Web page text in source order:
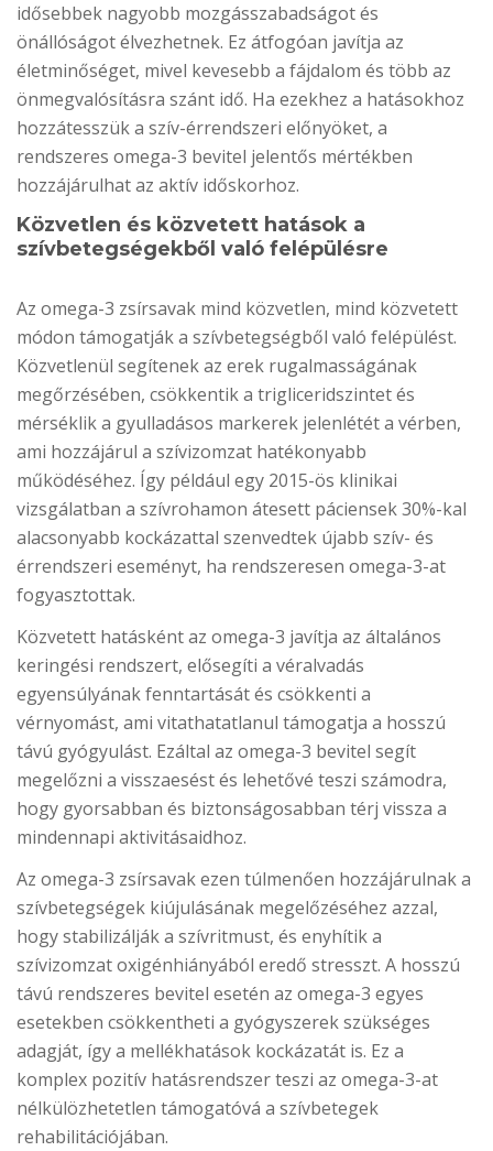
idősebbek nagyobb mozgásszabadságot és
önállóságot élvezhetnek. Ez átfogóan javítja az
életminőséget, mivel kevesebb a fájdalom és több az
önmegvalósításra szánt idő. Ha ezekhez a hatásokhoz
hozzátesszük a szív-érrendszeri előnyöket, a
rendszeres omega-3 bevitel jelentős mértékben
hozzájárulhat az aktív időskorhoz.
Közvetlen és közvetett hatások a
szívbetegségekből való felépülésre
Az omega-3 zsírsavak mind közvetlen, mind közvetett
módon támogatják a szívbetegségből való felépülést.
Közvetlenül segítenek az erek rugalmasságának
megőrzésében, csökkentik a trigliceridszintet és
mérséklik a gyulladásos markerek jelenlétét a vérben,
ami hozzájárul a szívizomzat hatékonyabb
működéséhez. Így például egy 2015-ös klinikai
vizsgálatban a szívrohamon átesett páciensek 30%-kal
alacsonyabb kockázattal szenvedtek újabb szív- és
érrendszeri eseményt, ha rendszeresen omega-3-at
fogyasztottak.
Közvetett hatásként az omega-3 javítja az általános
keringési rendszert, elősegíti a véralvadás
egyensúlyának fenntartását és csökkenti a
vérnyomást, ami vitathatatlanul támogatja a hosszú
távú gyógyulást. Ezáltal az omega-3 bevitel segít
megelőzni a visszaesést és lehetővé teszi számodra,
hogy gyorsabban és biztonságosabban térj vissza a
mindennapi aktivitásaidhoz.
Az omega-3 zsírsavak ezen túlmenően hozzájárulnak a
szívbetegségek kiújulásának megelőzéséhez azzal,
hogy stabilizálják a szívritmust, és enyhítik a
szívizomzat oxigénhiányából eredő stresszt. A hosszú
távú rendszeres bevitel esetén az omega-3 egyes
esetekben csökkentheti a gyógyszerek szükséges
adagját, így a mellékhatások kockázatát is. Ez a
komplex pozitív hatásrendszer teszi az omega-3-at
nélkülözhetetlen támogatóvá a szívbetegek
rehabilitációjában.